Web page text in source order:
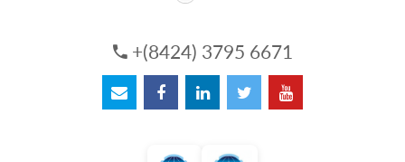
+(8424) 3795 6671